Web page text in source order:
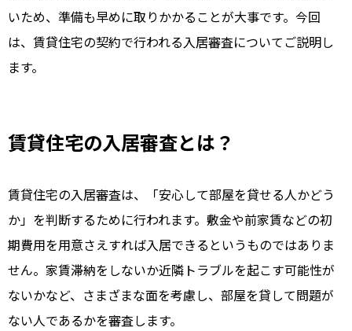
いため、準備も早めに取りかかることが大事です。今回
は、賃貸住宅の契約で行われる入居審査についてご説明し
ます。
賃貸住宅の入居審査とは？
賃貸住宅の入居審査は、「安心して部屋を貸せる人かどう
か」を判断するために行われます。敷金や前家賃などの初
期費用を用意さえすれば入居できるというものではありま
せん。家賃滞納をしないか近隣トラブルを起こす可能性が
ないかなど、さまざまな面を考慮し、部屋を貸して問題が
ない人であるかを審査します。